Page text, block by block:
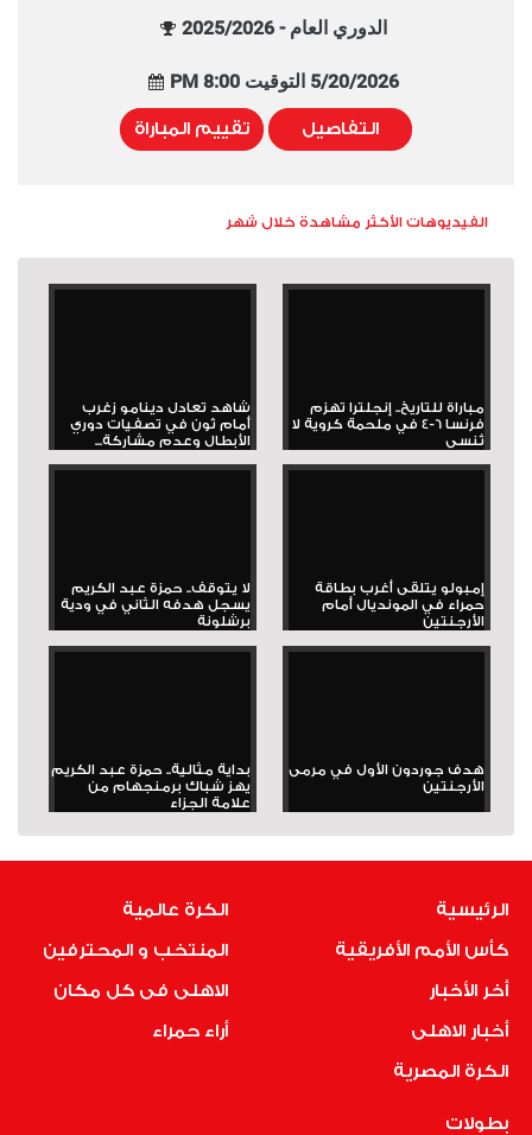
الدوري العام - 2025/2026
5/20/2026 التوقيت 8:00 PM
التفاصيل تقييم المباراة
الفيديوهات الأكثر مشاهدة خلال شهر
مباراة للتاريخ.. إنجلترا تهزم
فرنسا 6-4 في ملحمة كروية لا
تُنسى
شاهد تعادل دينامو زغرب
أمام ثون في تصفيات دوري
الأبطال وعدم مشاركة...
إمبولو يتلقى أغرب بطاقة
حمراء في المونديال أمام
الأرجنتين
لا يتوقف.. حمزة عبد الكريم
يسجل هدفه الثاني في ودية
برشلونة
هدف جوردون الأول في مرمى
الأرجنتين
بداية مثالية.. حمزة عبد الكريم
يهز شباك برمنجهام من
علامة الجزاء
الرئيسية
كأس الأمم الأفريقية
أخر الأخبار
أخبار الاهلى
الكرة المصرية
الكرة عالمية
المنتخب و المحترفين
الاهلى فى كل مكان
أراء حمراء
بطولات